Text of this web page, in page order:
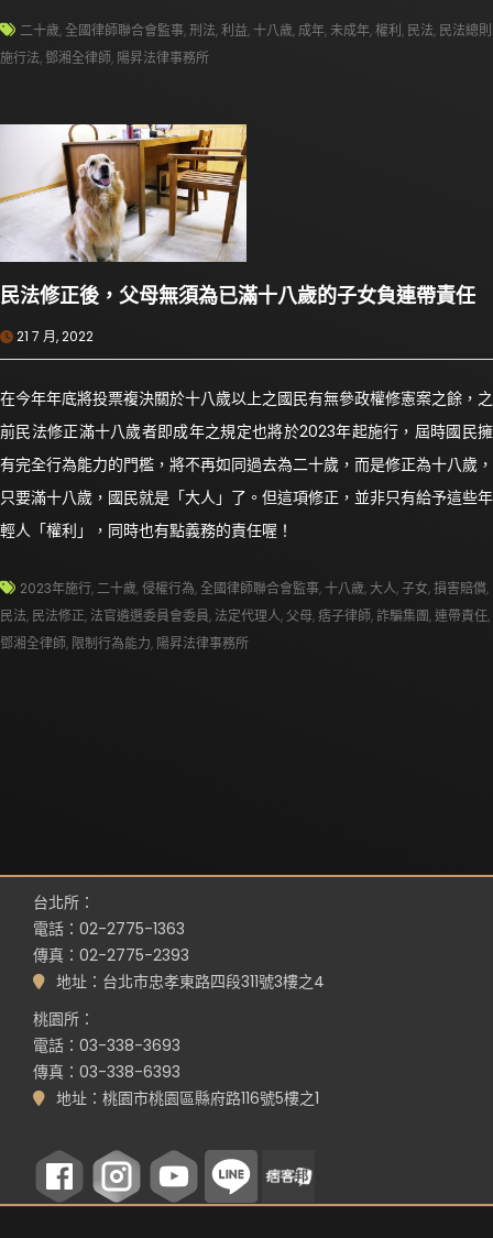
二十歲, 全國律師聯合會監事,刑法,利益,十八歲, 成年,未成年,權利 , 民法, 民法總則
施行法, 鄧湘全律師, 陽昇法律事務所
民法修正後，父母無須為已滿十八歲的子女負連帶責任
21 7 月, 2022
在今年年底將投票複決關於十八歲以上之國民有無參政權修憲案之餘，之
前民法修正滿十八歲者即成年之規定也將於2023年起施行，屆時國民擁
有完全行為能力的門檻，將不再如同過去為二十歲，而是修正為十八歲，
只要滿十八歲，國民就是「大人」了。但這項修正，並非只有給予這些年
輕人「權利」，同時也有點義務的責任喔！
2023年施行,二十歲,侵權行為,全國律師聯合會監事,十八歲, 大人,子女,損害賠償,
民法, 民法修正, 法官遴選委員會委員, 法定代理人, 父母,痞子律師,詐騙集團,連帶責任,
鄧湘全律師, 限制行為能力, 陽昇法律事務所
台北所：
電話：02-2775-1363
傳真：02-2775-2393
地址：台北市忠孝東路四段311號3樓之4
桃園所：
電話：03-338-3693
傳真：03-338-6393
地址：桃園市桃園區縣府路116號5樓之1